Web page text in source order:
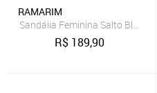
RAMARIM
Sandália Feminina Salto Bloco
R$ 189,90